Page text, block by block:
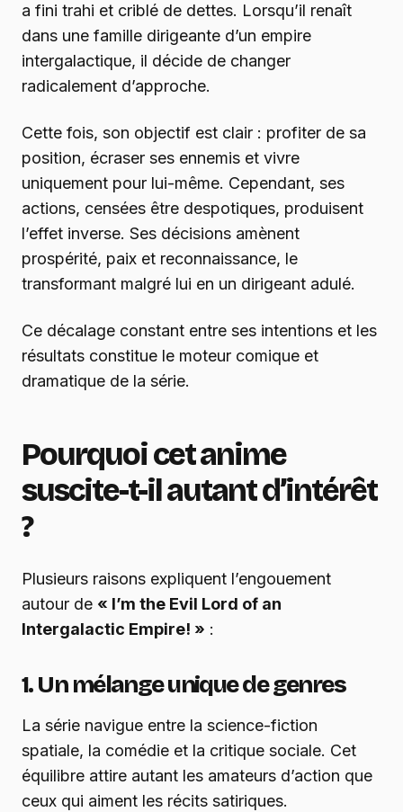
a fini trahi et criblé de dettes. Lorsqu’il renaît
dans une famille dirigeante d’un empire
intergalactique, il décide de changer
radicalement d’approche.
Cette fois, son objectif est clair : profiter de sa
position, écraser ses ennemis et vivre
uniquement pour lui-même. Cependant, ses
actions, censées être despotiques, produisent
l’effet inverse. Ses décisions amènent
prospérité, paix et reconnaissance, le
transformant malgré lui en un dirigeant adulé.
Ce décalage constant entre ses intentions et les
résultats constitue le moteur comique et
dramatique de la série.
Pourquoi cet anime
suscite-t-il autant d’intérêt
?
Plusieurs raisons expliquent l’engouement
autour de « I’m the Evil Lord of an
Intergalactic Empire! » :
1. Un mélange unique de genres
La série navigue entre la science-fiction
spatiale, la comédie et la critique sociale. Cet
équilibre attire autant les amateurs d’action que
ceux qui aiment les récits satiriques.